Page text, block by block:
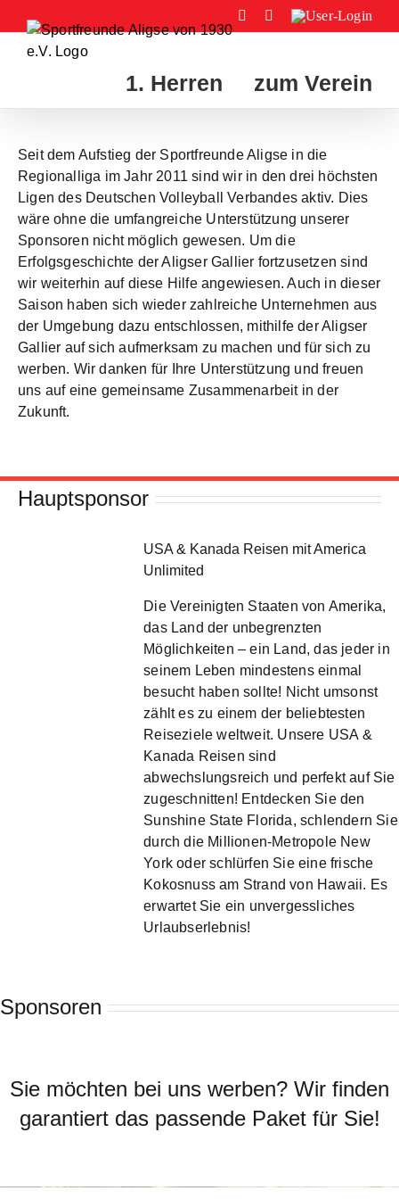
Inhalt
springen
FacebookInstagram
User-
Login
1. Herren zum Verein
Seit dem Aufstieg der Sportfreunde Aligse in die
Regionalliga im Jahr 2011 sind wir in den drei höchsten
Ligen des Deutschen Volleyball Verbandes aktiv. Dies
wäre ohne die umfangreiche Unterstützung unserer
Sponsoren nicht möglich gewesen. Um die
Erfolgsgeschichte der Aligser Gallier fortzusetzen sind
wir weiterhin auf diese Hilfe angewiesen. Auch in dieser
Saison haben sich wieder zahlreiche Unternehmen aus
der Umgebung dazu entschlossen, mithilfe der Aligser
Gallier auf sich aufmerksam zu machen und für sich zu
werben. Wir danken für Ihre Unterstützung und freuen
uns auf eine gemeinsame Zusammenarbeit in der
Zukunft.
Hauptsponsor
USA & Kanada Reisen mit America
Unlimited
Die Vereinigten Staaten von Amerika,
das Land der unbegrenzten
Möglichkeiten – ein Land, das jeder in
seinem Leben mindestens einmal
besucht haben sollte! Nicht umsonst
zählt es zu einem der beliebtesten
Reiseziele weltweit. Unsere USA &
Kanada Reisen sind
abwechslungsreich und perfekt auf Sie
zugeschnitten! Entdecken Sie den
Sunshine State Florida, schlendern Sie
durch die Millionen-Metropole New
York oder schlürfen Sie eine frische
Kokosnuss am Strand von Hawaii. Es
erwartet Sie ein unvergessliches
Urlaubserlebnis!
Sponsoren
Sie möchten bei uns werben? Wir finden
garantiert das passende Paket für Sie!